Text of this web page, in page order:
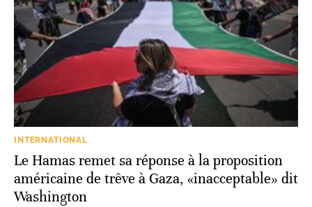
INTERNATIONAL
Le Hamas remet sa réponse à la proposition
américaine de trêve à Gaza, «inacceptable» dit
Washington